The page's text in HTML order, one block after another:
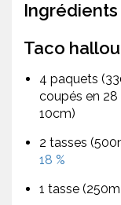
Ingrédients
Taco
4 paquets
coupés en
10cm)
2 tasses
18 %
1 tasse